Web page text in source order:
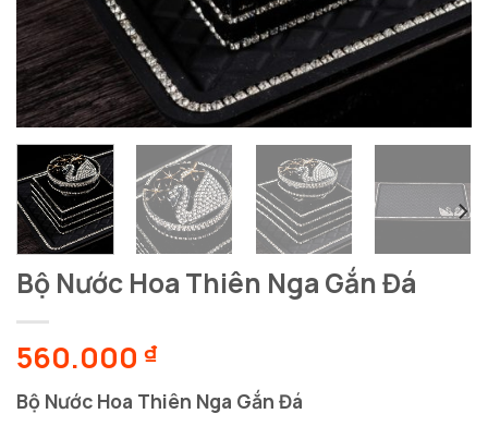
Bộ Nước Hoa Thiên Nga Gắn Đá
560.000 ₫
Bộ Nước Hoa Thiên Nga Gắn Đá